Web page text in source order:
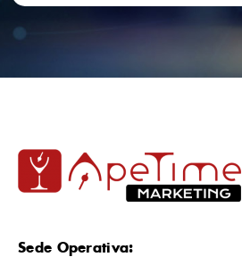
Sede Operativa: